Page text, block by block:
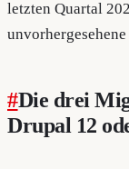
letzten Quartal
#Die drei
Drupal 12